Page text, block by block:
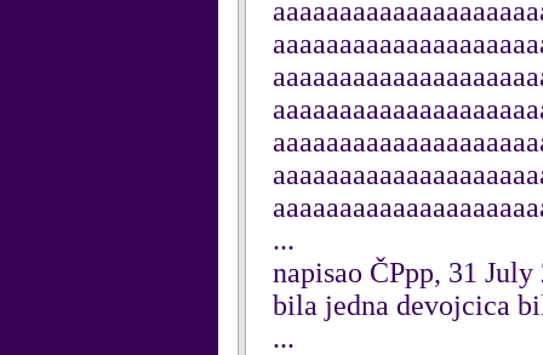
...
napisao ČPpp, 31 July
bila jedna devojcica
...